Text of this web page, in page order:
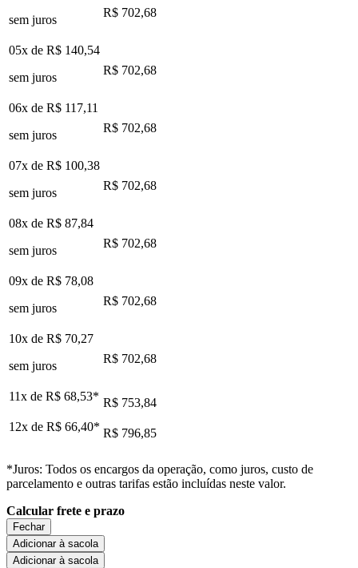
sem juros
R$ 702,68
05x de R$ 140,54
sem juros
R$ 702,68
06x de R$ 117,11
sem juros
R$ 702,68
07x de R$ 100,38
sem juros
R$ 702,68
08x de R$ 87,84
sem juros
R$ 702,68
09x de R$ 78,08
sem juros
R$ 702,68
10x de R$ 70,27
sem juros
R$ 702,68
11x de R$ 68,53* R$ 753,84
12x de R$ 66,40* R$ 796,85
*Juros: Todos os encargos da operação, como juros, custo de
parcelamento e outras tarifas estão incluídas neste valor.
Calcular frete e prazo
Fechar
Adicionar à sacola
Adicionar à sacola